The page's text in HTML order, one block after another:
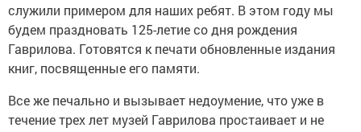
служили примером для наших ребят. В этом году мы
будем праздновать 125-летие со дня рождения
Гаврилова. Готовятся к печати обновленные издания
книг, посвященные его памяти.
Все же печально и вызывает недоумение, что уже в
течение трех лет музей Гаврилова простаивает и не